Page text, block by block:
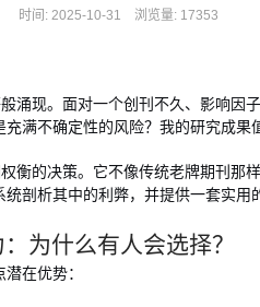
时间: 2025-10-31 浏览量: 17353
涌现。面对一个创刊不久、影响因
满不确定性的风险？我的研究成果
衡的决策。它不像传统老牌期刊那
剖析其中的利弊，并提供一套实用
为什么有人会选择？
在优势：